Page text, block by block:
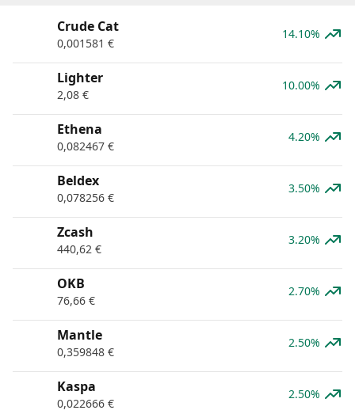
Crude Cat
0,001581 €
14.10%
Lighter
2,08 €
10.00%
Ethena
0,082467 €
4.20%
Beldex
0,078256 €
3.50%
Zcash
440,62 €
3.20%
OKB
76,66 €
2.70%
Mantle
0,359848 €
2.50%
Kaspa
0,022666 €
2.50%